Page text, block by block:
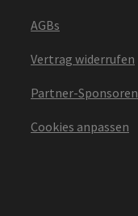
AGBs
Vertrag widerrufen
Partner-Sponsoren
Cookies anpassen